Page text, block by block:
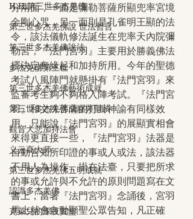
H.H.第三世多杰羌佛
第三世多杰羌佛說 世法哲言
第三世多杰羌佛說法
多杰羌佛第三世
第三世多杰羌佛藝術成就
第三世多杰羌佛成就與聖蹟
觀音大悲加持法會
义云高大师
第三世多杰羌佛五明成就
認識多杰羌佛
克萊兒的深夜實堂
分兩面，一面是彌勒菩薩所顯兜率宮境
金剛心咒，另一面則是孔雀明王顯的法
令，該法儀軌修法誕生在兜率天內院彌
勒宮，『法門宮羽』主要用於勝義佛法
擇決定奪緣起和加持所用。今年的聖德
考試八風陣門就懸掛有『法門宮羽』來
監審考生夠不夠格入陣考試。『法門宮
羽』和文殊菩薩的打卦神諭有同樣效
用，只能說『法門宮羽』的展顯實相會
來得更直接一些，『法門宮羽』法器是
自動告知所印證的事或人或法，該法器
不用人為操作，掛在法臺，只要把所求
的事或允許與不允許的原則問題寫在文
書上，當著『法門宮羽』念誦後，宮羽
馬上就會自動顯聖公眾告知，凡正確